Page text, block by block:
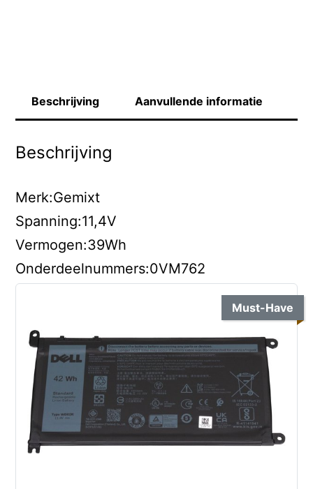
Beschrijving Aanvullende informatie
Beschrijving
Merk:Gemixt
Spanning:11,4V
Vermogen:39Wh
Onderdeelnummers:0VM762
Must-Have